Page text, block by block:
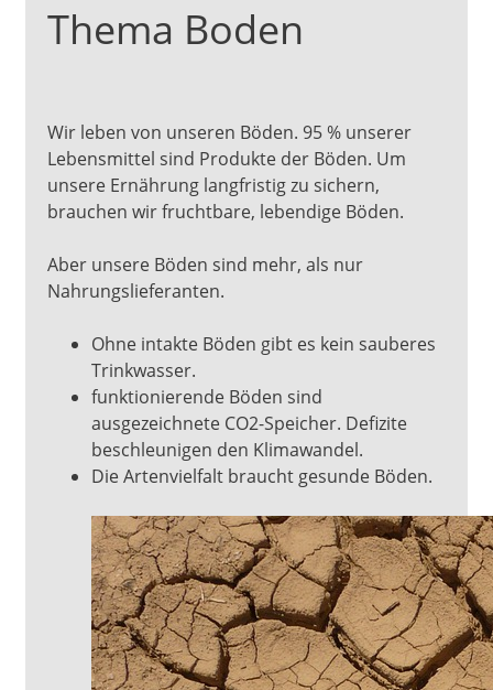
Thema Boden
Wir leben von unseren Böden. 95 % unserer
Lebensmittel sind Produkte der Böden. Um
unsere Ernährung langfristig zu sichern,
brauchen wir fruchtbare, lebendige Böden.
Aber unsere Böden sind mehr, als nur
Nahrungslieferanten.
Ohne intakte Böden gibt es kein sauberes
Trinkwasser.
funktionierende Böden sind
ausgezeichnete CO2-Speicher. Defizite
beschleunigen den Klimawandel.
Die Artenvielfalt braucht gesunde Böden.